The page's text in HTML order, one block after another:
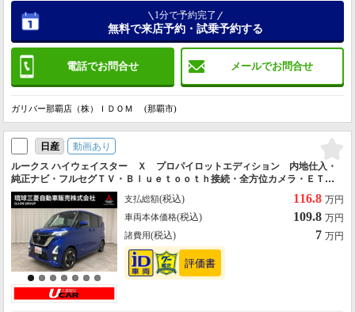
電話でお問合せ メールでお問合せ
1分で予約完了
無料で来店予約・試乗予約する
ガリバー那覇店（株）ＩＤＯＭ (那覇市)
日産
動画あり
ルークス ハイウェイスター Ｘ プロパイロットエディション 内地仕入・
純正ナビ・フルセグＴＶ・Ｂｌｕｅｔｏｏｔｈ接続・全方位カメラ・ＥＴ
Ｃ・純正１４ＡＷ・オートライト・ＬＥＤヘッド・クルーズコントロール・
スマートキー・プッシュスタート・認定保証・法定整備付
支払総額(税込) 116.8 万円
車両本体価格(税込) 109.8 万円
諸費用(税込) 7 万円